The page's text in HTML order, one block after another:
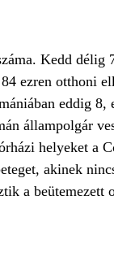
Kedd délig
ezren otthoni
eddig 8,
állampolgár
helyeket a
akinek
a beütemezett